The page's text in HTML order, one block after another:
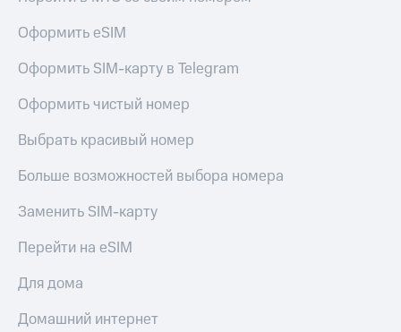
Оформить eSIM
Оформить SIM-карту в Telegram
Оформить чистый номер
Выбрать красивый номер
Больше возможностей выбора номера
Заменить SIM-карту
Перейти на eSIM
Для дома
Домашний интернет